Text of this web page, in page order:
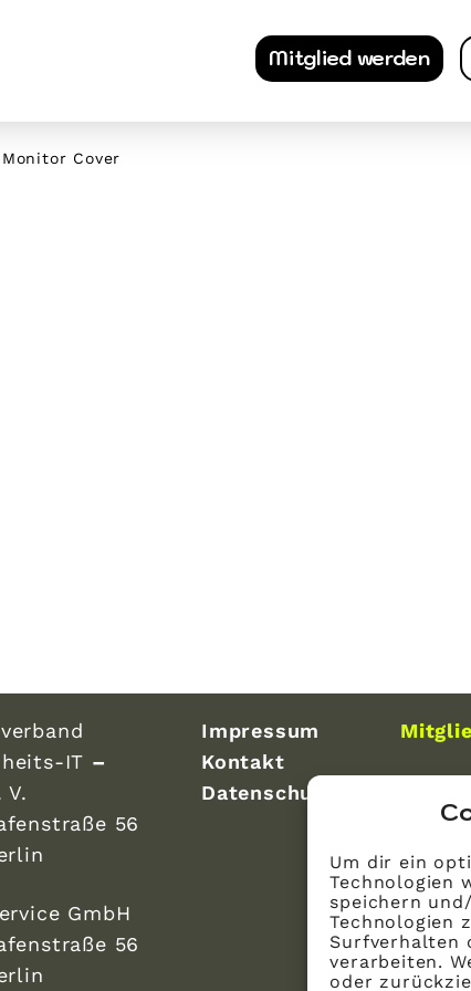
Um dir ein
Technologien
speichern
Technologien
Surfverhalten
verarbeiten.
oder
Mitglied werden
Cover
IT –
56
GmbH
56
Impressum
Kontakt
Datenschutz